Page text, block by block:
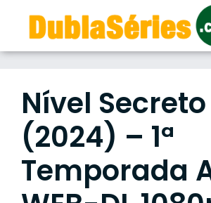
content
Nível Secreto
(2024) – 1ª
Temporada